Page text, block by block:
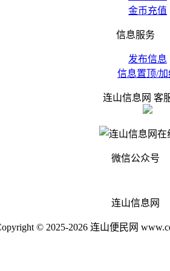
金币充值
信息服务
发布信息
信息置顶/加
连山信息网 客
微信公众号
连山信息网
© 2025-2026 连山便民网